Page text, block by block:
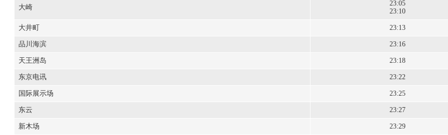
大崎
23:05
23:10
大井町 23:13
品川海滨 23:16
天王洲岛 23:18
东京电讯 23:22
国际展示场 23:25
东云 23:27
新木场 23:29